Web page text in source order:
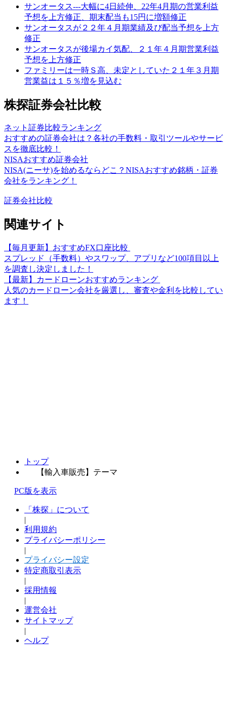
サンオータス---大幅に4日続伸、22年4月期の営業利益
予想を上方修正、期末配当も15円に増額修正
サンオータスが２２年４月期業績及び配当予想を上方
修正
サンオータスが後場カイ気配、２１年４月期営業利益
予想を上方修正
ファミリーは一時Ｓ高、未定としていた２１年３月期
営業益は１５％増を見込む
株探証券会社比較
ネット証券比較ランキング
おすすめの証券会社は？各社の手数料・取引ツールやサービ
スを徹底比較！
NISAおすすめ証券会社
NISA(ニーサ)を始めるならどこ？NISAおすすめ銘柄・証券
会社をランキング！
証券会社比較
関連サイト
【毎月更新】おすすめFX口座比較
スプレッド（手数料）やスワップ、アプリなど100項目以上
を調査し決定しました！
【最新】カードローンおすすめランキング
人気のカードローン会社を厳選し、審査や金利を比較してい
ます！
トップ
【輸入車販売】テーマ
PC版を表示
「株探」について
|
利用規約
プライバシーポリシー
|
プライバシー設定
特定商取引表示
|
採用情報
|
運営会社
サイトマップ
|
ヘルプ